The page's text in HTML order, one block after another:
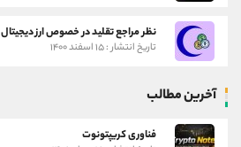
نظر مراجع تقلید در خصوص ارز دیجیتال
تاریخ انتشار : ۱۵ اسفند ۱۴۰۰
آخرین مطالب
فناوری کریپتونوت